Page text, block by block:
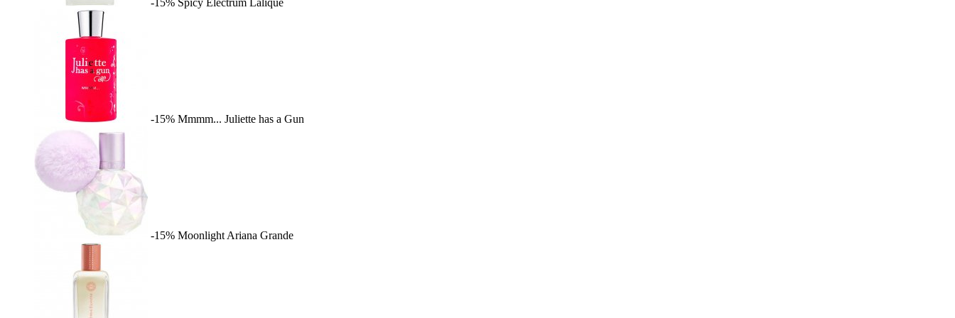
-15% Spicy Electrum Lalique
-15% Mmmm... Juliette has a Gun
-15% Moonlight Ariana Grande